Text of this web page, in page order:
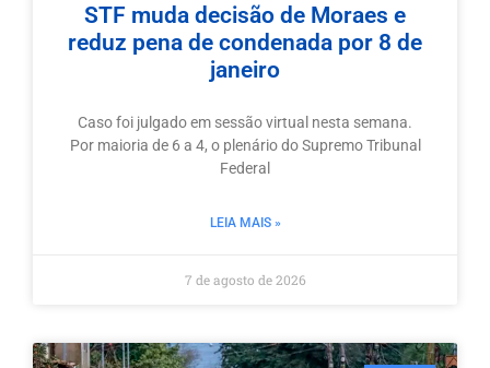
STF muda decisão de Moraes e
reduz pena de condenada por 8 de
janeiro
Caso foi julgado em sessão virtual nesta semana.
Por maioria de 6 a 4, o plenário do Supremo Tribunal
Federal
LEIA MAIS »
7 de agosto de 2026